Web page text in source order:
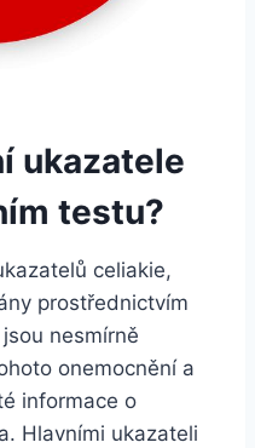
ukazatele
testu?
celiakie,
prostřednictvím
nesmírně
onemocnění a
informace o
Hlavními ukazateli